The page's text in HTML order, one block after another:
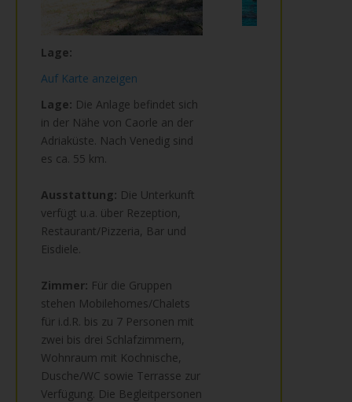
Lage:
Auf Karte anzeigen
Lage: Die Anlage befindet sich
in der Nähe von Caorle an der
Adriaküste. Nach Venedig sind
es ca. 55 km.
Ausstattung: Die Unterkunft
verfügt u.a. über Rezeption,
Restaurant/Pizzeria, Bar und
Eisdiele.
Zimmer: Für die Gruppen
stehen Mobilehomes/Chalets
für i.d.R. bis zu 7 Personen mit
zwei bis drei Schlafzimmern,
Wohnraum mit Kochnische,
Dusche/WC sowie Terrasse zur
Verfügung. Die Begleitpersonen